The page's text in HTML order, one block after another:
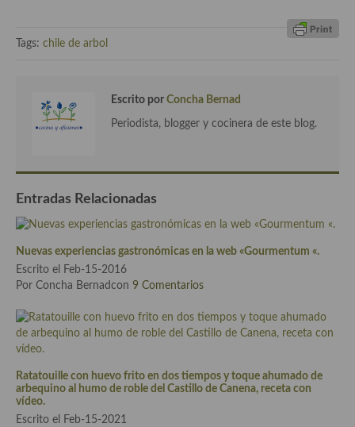
Cocina Argentina
Cocina Cajún y Creole
Cocina Venezolana
Cocina Cubana
Cocina de Estados Unidos
Cocina de Guatemala
Cocina de Nicaragua
Cocina Ecuatoriana
Tags: chile de arbol
Escrito por Concha Bernad
Periodista, blogger y cocinera de este blog.
Entradas Relacionadas
Nuevas experiencias gastronómicas en la web «Gourmentum «.
Escrito el Feb-15-2016
Por Concha Bernadcon 9 Comentarios
Ratatouille con huevo frito en dos tiempos y toque ahumado de
arbequino al humo de roble del Castillo de Canena, receta con
vídeo.
Escrito el Feb-15-2021